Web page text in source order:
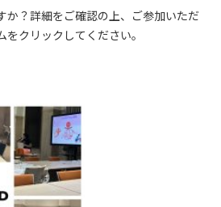
か？詳細をご確認の上、ご参加いただ
クリックしてください。